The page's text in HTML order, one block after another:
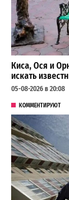
Киса, Ося и
искать
05-08-2026 в 20:08
КОММЕНТИРУЮТ